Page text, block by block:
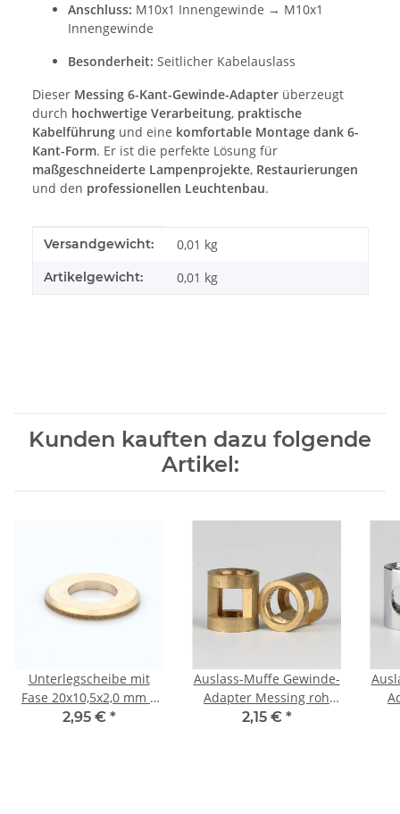
Anschluss: M10x1 Innengewinde → M10x1
Innengewinde
Besonderheit: Seitlicher Kabelauslass
Dieser Messing 6-Kant-Gewinde-Adapter überzeugt
durch hochwertige Verarbeitung, praktische
Kabelführung und eine komfortable Montage dank 6-
Kant-Form. Er ist die perfekte Lösung für
maßgeschneiderte Lampenprojekte, Restaurierungen
und den professionellen Leuchtenbau.
Produkteigenschaft
Wert
Versandgewicht: 0,01 kg
Artikelgewicht: 0,01 kg
Kunden kauften dazu folgende
Artikel:
Unterlegscheibe mit
Fase 20x10,5x2,0 mm –
Messing für (M10x1
2,95 € *
Auslass-Muffe Gewinde-
Adapter Messing roh
M10x1 Innengewinde
2,15 € *